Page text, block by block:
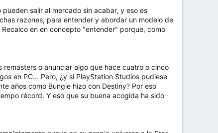
salir al mercado sin acabar, y eso es
razones, para entender y abordar un modelo de
en en concepto "entender" porque, como
o anunciar algo que hace cuatro o cinco
en PC... Pero, ¿y si PlayStation Studios pudiese
años como Bungie hizo con Destiny? Por eso
récord. Y eso que su buena acogida ha sido